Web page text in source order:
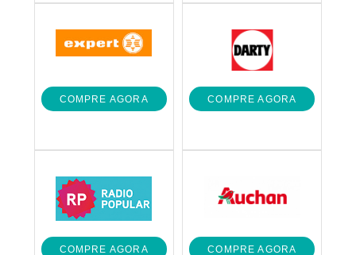
COMPRE AGORA COMPRE AGORA
COMPRE AGORA COMPRE AGORA